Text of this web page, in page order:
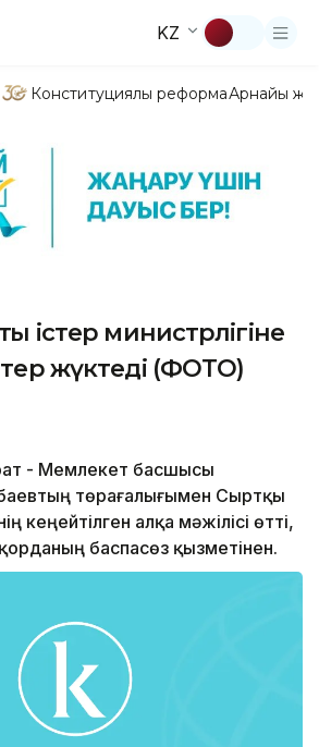
KZ
Конституциялық реформаАрнайы
істер министрлігіне
жүктеді (ФОТО)
- Мемлекет басшысы
төрағалығымен Сыртқы
кеңейтілген алқа мәжілісі өтті,
баспасөз қызметінен.